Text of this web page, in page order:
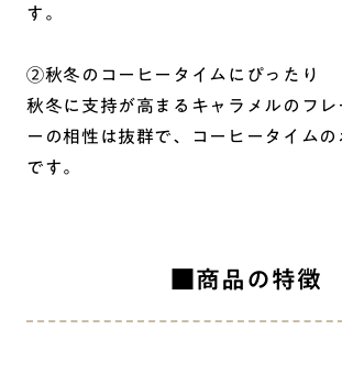
す。
②秋冬のコーヒータイムにぴったり
秋冬に支持が高まるキャラメルのフレ
ーの相性は抜群で、コーヒータイムの
です。
■商品の特徴